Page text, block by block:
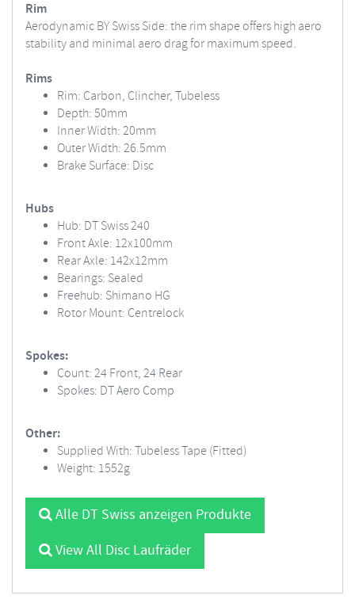
Rim
Aerodynamic BY Swiss Side: the rim shape offers high aero
stability and minimal aero drag for maximum speed.
Rims
Rim: Carbon, Clincher, Tubeless
Depth: 50mm
Inner Width: 20mm
Outer Width: 26.5mm
Brake Surface: Disc
Hubs
Hub: DT Swiss 240
Front Axle: 12x100mm
Rear Axle: 142x12mm
Bearings: Sealed
Freehub: Shimano HG
Rotor Mount: Centrelock
Spokes:
Count: 24 Front, 24 Rear
Spokes: DT Aero Comp
Other:
Supplied With: Tubeless Tape (Fitted)
Weight: 1552g
Alle DT Swiss anzeigen Produkte
View All Disc Laufräder